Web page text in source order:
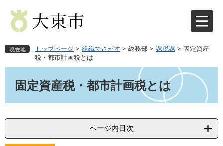
先
で
を
ば
へ
現在地 トップページ > 組織でさがす > 総務部 > 課税課 > 固定資産
税・都市計画税とは
固定資産税・都市計画税とは
ページ内目次